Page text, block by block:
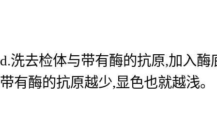
d.洗去检体与带有酶的抗原,加入
带有酶的抗原越少,显色也就越浅。